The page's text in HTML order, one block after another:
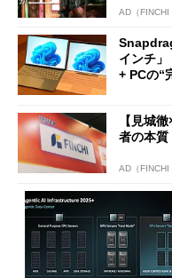
AD（FINCHI
インチ
+ PCの“
【見城
者の本質
AD（FINCHI